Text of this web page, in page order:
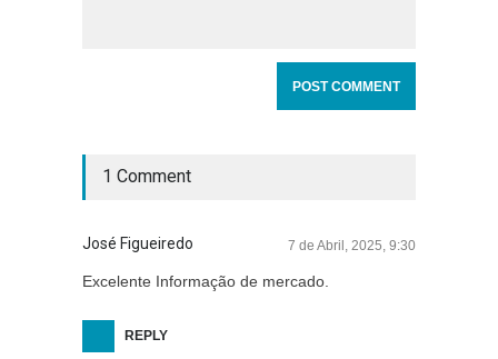
1 Comment
José Figueiredo 7 de Abril, 2025, 9:30
Excelente Informação de mercado.
REPLY